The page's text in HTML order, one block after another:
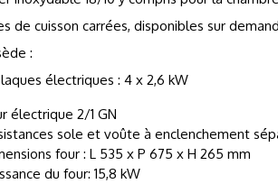
de cuisson carrées, disponibles sur
:
électriques : 4 x 2,6 kW
électrique 2/1 GN
sole et voûte à enclenchement
four : L 535 x P 675 x H 265 mm
du four: 15,8 kW